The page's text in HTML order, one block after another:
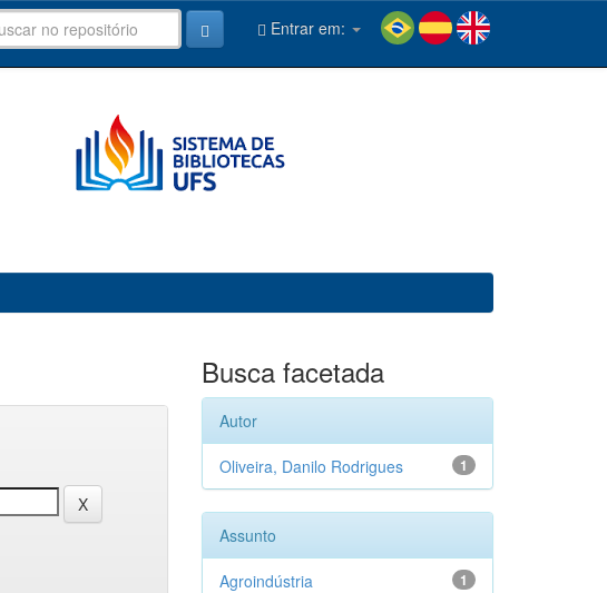
Entrar em:
Busca facetada
Autor
1
Oliveira, Danilo Rodrigues
Assunto
1
Agroindústria